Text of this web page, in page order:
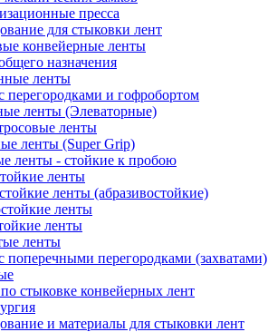
пресса
для стыковки лент
конвейерные ленты
назначения
ленты
перегородками и гофробортом
ленты (Элеваторные)
ленты
ленты (Super Grip)
ленты - стойкие к пробою
ленты
ленты (абразивостойкие)
ленты
ленты
ленты
поперечными перегородками (захватами)
стыковке конвейерных лент
и материалы для стыковки лент